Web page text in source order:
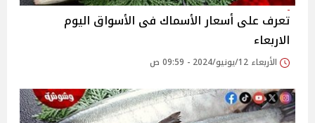
تعرف على أسعار الأسماك فى الأسواق اليوم
الاربعاء
الأربعاء 12/يونيو/2024 - 09:59 ص